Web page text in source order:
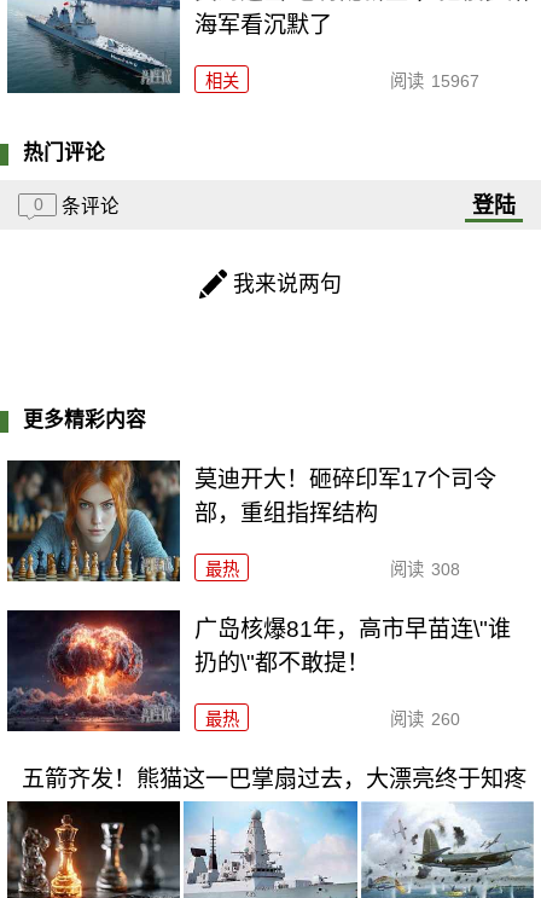
海军看沉默了
相关 阅读 15967
热门评论
0 条评论 登陆
我来说两句
更多精彩内容
莫迪开大！砸碎印军17个司令
部，重组指挥结构
最热 阅读 308
广岛核爆81年，高市早苗连\"谁
扔的\"都不敢提！
最热 阅读 260
五箭齐发！熊猫这一巴掌扇过去，大漂亮终于知疼